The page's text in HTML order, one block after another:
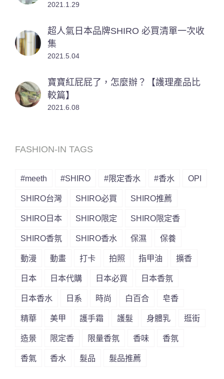
2021.1.29
超人氣日本品牌SHIRO 必買清單一次收
集
2021.5.04
寶寶紅屁屁了，怎麼辦？【護理產品比
較篇】
2021.6.08
FASHION-IN TAGS
#meeth #SHIRO #限定香水 #香水 OPI
SHIRO台灣 SHIRO必買 SHIRO推薦
SHIRO日本 SHIRO限定 SHIRO限定香
SHIRO香氛 SHIRO香水 保濕 保養
動漫 動畫 打卡 拍照 指甲油 擴香
日本 日本代購 日本必買 日本香氛
日本香水 日系 時尚 白百合 皂香
精華 美甲 護手霜 護髮 身體乳 逛街
造景 限定香 限量香氛 香味 香氛
香氣 香水 髮品 髮品推薦